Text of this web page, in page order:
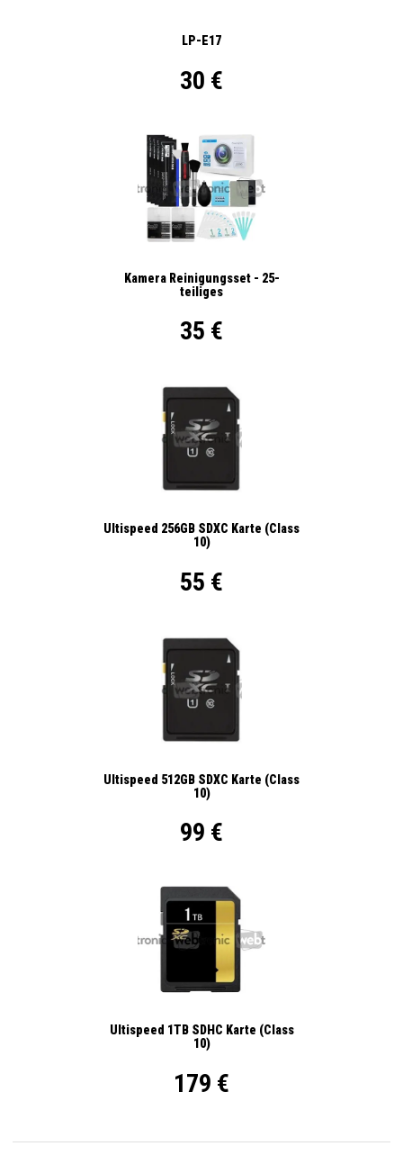
LP-E17
30 €
Kamera Reinigungsset - 25-
teiliges
35 €
Ultispeed 256GB SDXC Karte (Class
10)
55 €
Ultispeed 512GB SDXC Karte (Class
10)
99 €
Ultispeed 1TB SDHC Karte (Class
10)
179 €